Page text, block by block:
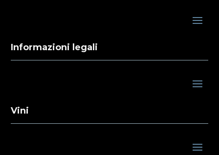
Informazioni legali
Vini